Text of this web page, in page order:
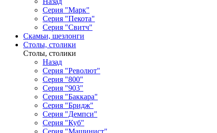
Серия "Марк"
Серия "Пекота"
Серия "Свитч"
Скамьи, шезлонги
Столы, столики
Столы, столики
Назад
Серия "Револют"
Серия "800"
Серия "903"
Серия "Баккара"
Серия "Бридж"
Серия "Демпси"
Серия "Куб"
Серия "Машинист"